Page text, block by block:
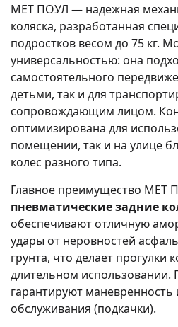
MET ПОУЛ — надежная
коляска, разработанная
подростков весом до 75 кг.
универсальностью: она
самостоятельного
детьми, так и для
сопровождающим лицом.
оптимизирована для
помещении, так и на улице
колес разного типа.
Главное преимущество
пневматические задние
обеспечивают отличную
удары от неровностей
грунта, что делает
длительном использовании.
гарантируют маневренность
обслуживания (подкачки).